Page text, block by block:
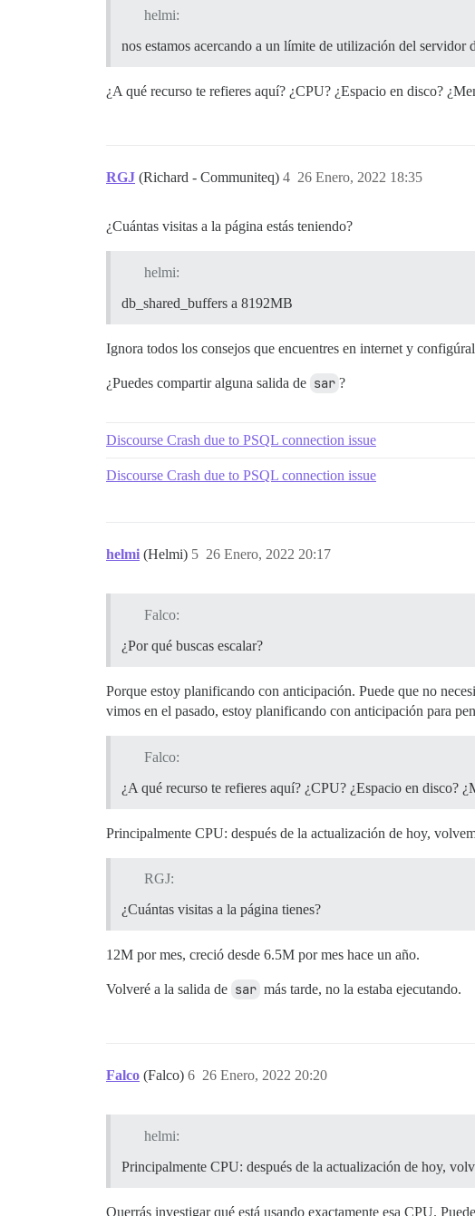
helmi:
nos estamos acercando a un límite de utilización del servidor
¿A qué recurso te refieres aquí? ¿CPU? ¿Espacio en disco?
RGJ (Richard - Communiteq) 26 Enero, 2022 18:35
4
¿Cuántas visitas a la página estás teniendo?
helmi:
db_shared_buffers a 8192MB
Ignora todos los consejos que encuentres en internet y
¿Puedes compartir alguna salida de sar ?
Discourse Crash due to PSQL connection issue
Discourse Crash due to PSQL connection issue
helmi (Helmi) 26 Enero, 2022 20:17
5
Falco:
¿Por qué buscas escalar?
Porque estoy planificando con anticipación. Puede que no
vimos en el pasado, estoy planificando con anticipación para
Falco:
¿A qué recurso te refieres aquí? ¿CPU? ¿Espacio en disco?
Principalmente CPU: después de la actualización de hoy,
RGJ:
¿Cuántas visitas a la página tienes?
12M por mes, creció desde 6.5M por mes hace un año.
Volveré a la salida de sar más tarde, no la estaba ejecutando.
Falco (Falco) 26 Enero, 2022 20:20
6
helmi:
Principalmente CPU: después de la actualización de hoy,
Querrás investigar qué está usando exactamente esa CPU.